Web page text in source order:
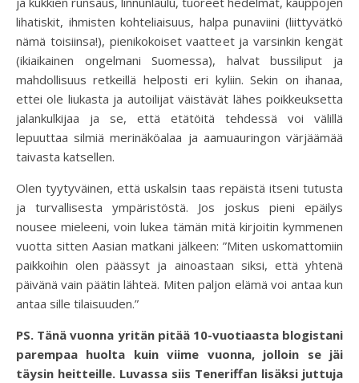
lihatiskit, ihmisten kohteliaisuus, halpa punaviini (liittyvätkö
nämä toisiinsa!), pienikokoiset vaatteet ja varsinkin kengät
(ikiaikainen ongelmani Suomessa), halvat bussiliput ja
mahdollisuus retkeillä helposti eri kyliin. Sekin on ihanaa,
ettei ole liukasta ja autoilijat väistävät lähes poikkeuksetta
jalankulkijaa ja se, että etätöitä tehdessä voi välillä
lepuuttaa silmiä merinäköalaa ja aamuauringon värjäämää
taivasta katsellen.
Olen tyytyväinen, että uskalsin taas repäistä itseni tutusta
ja turvallisesta ympäristöstä. Jos joskus pieni epäilys
nousee mieleeni, voin lukea tämän mitä kirjoitin kymmenen
vuotta sitten Aasian matkani jälkeen: ”Miten uskomattomiin
paikkoihin olen päässyt ja ainoastaan siksi, että yhtenä
päivänä vain päätin lähteä. Miten paljon elämä voi antaa kun
antaa sille tilaisuuden.”
PS. Tänä vuonna yritän pitää 10-vuotiaasta blogistani
parempaa huolta kuin viime vuonna, jolloin se jäi
täysin heitteille. Luvassa siis Teneriffan lisäksi juttuja